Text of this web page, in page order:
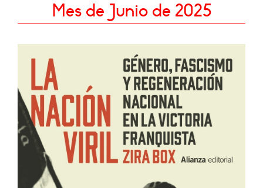
Mes de Junio de 2025